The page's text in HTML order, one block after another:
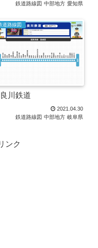
鉄道路線図 中部地方 愛知県
道路線図
川鉄道
2021.04.30
鉄道路線図 中部地方 岐阜県
ンク